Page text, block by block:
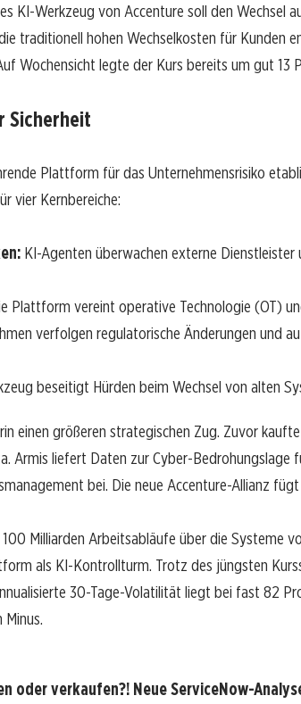
KI-Werkzeug von Accenture soll den Wechsel
traditionell hohen Wechselkosten für Kunden
Wochensicht legte der Kurs bereits um gut 13
Sicherheit
Plattform für das Unternehmensrisiko
vier Kernbereiche:
KI-Agenten überwachen externe Dienstleister
Plattform vereint operative Technologie (OT)
verfolgen regulatorische Änderungen und
beseitigt Hürden beim Wechsel von alten
einen größeren strategischen Zug. Zuvor
Armis liefert Daten zur Cyber-Bedrohungslage
bei. Die neue Accenture-Allianz
Milliarden Arbeitsabläufe über die Systeme
als KI-Kontrollturm. Trotz des jüngsten
30-Tage-Volatilität liegt bei fast 82
oder verkaufen?! Neue ServiceNow-